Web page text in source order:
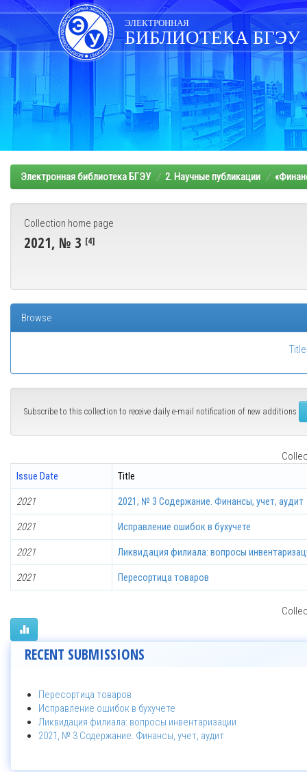
Skip
navigation
ЭЛЕКТРОННАЯ
БИБЛИОТЕКА БГЭУ
Электронная библиотека БГЭУ 2. Научные публикации
Collection home page
2021, № 3 [4]
Browse
Title
Subscribe to this collection to receive daily e-mail notification of new additions
Issue Date
Title
2021 2021, № 3 Содержание. Финансы, учет, аудит
2021 Исправление ошибок в бухучете
2021 Ликвидация филиала: вопросы
2021 Пересортица товаров
RECENT SUBMISSIONS
Пересортица товаров
Исправление ошибок в бухучете
Ликвидация филиала: вопросы инвентаризации
2021, № 3 Содержание. Финансы, учет, аудит